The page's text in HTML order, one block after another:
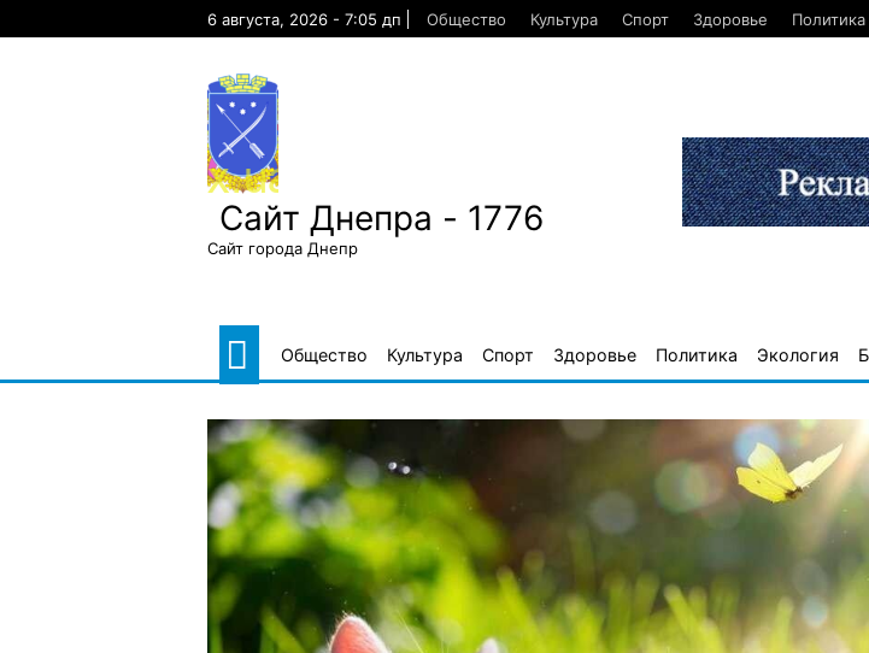
6 августа, 2026 - 7:05 дп Общество Культура Спорт Здоровье Политика
Сайт Днепра - 1776
Сайт города Днепр
Общество Культура Спорт Здоровье Политика Экология